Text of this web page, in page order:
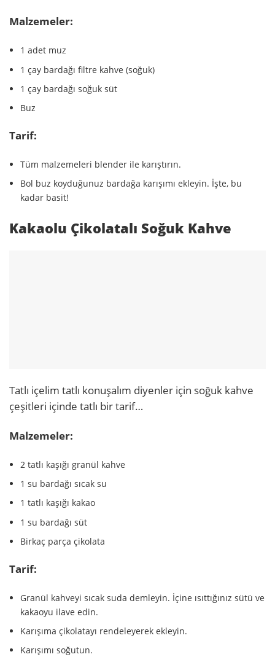
Malzemeler:
1 adet muz
1 çay bardağı filtre kahve (soğuk)
1 çay bardağı soğuk süt
Buz
Tarif:
Tüm malzemeleri blender ile karıştırın.
Bol buz koyduğunuz bardağa karışımı ekleyin. İşte, bu
kadar basit!
Kakaolu Çikolatalı Soğuk Kahve
Tatlı içelim tatlı konuşalım diyenler için soğuk kahve
çeşitleri içinde tatlı bir tarif…
Malzemeler:
2 tatlı kaşığı granül kahve
1 su bardağı sıcak su
1 tatlı kaşığı kakao
1 su bardağı süt
Birkaç parça çikolata
Tarif:
Granül kahveyi sıcak suda demleyin. İçine ısıttığınız sütü ve
kakaoyu ilave edin.
Karışıma çikolatayı rendeleyerek ekleyin.
Karışımı soğutun.